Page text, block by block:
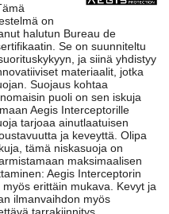
on
halutun Bureau de
Se on suunniteltu
ja siinä yhdistyy
materiaalit, jotka
Suojaus kohtaa
puoli on sen iskuja
Aegis Interceptorille
tarjoaa ainutlaatuisen
ja keveyttä. Olipa
tämä niskasuoja on
maksimaalisen
Aegis Interceptorin
erittäin mukava. Kevyt ja
ilmanvaihdon myös